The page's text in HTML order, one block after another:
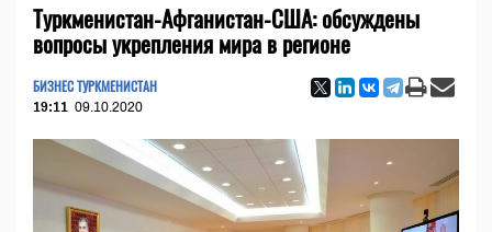
Туркменистан-Афганистан-США: обсуждены
вопросы укрепления мира в регионе
БИЗНЕС ТУРКМЕНИСТАН
19:11 09.10.2020